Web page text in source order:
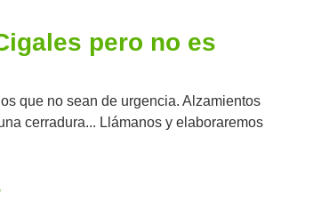
pero no es
que no sean de urgencia. Alzamientos
cerradura... Llámanos y elaboraremos